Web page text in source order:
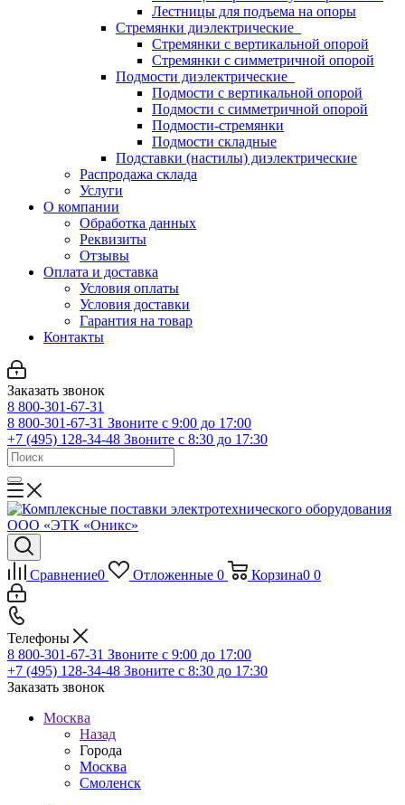
Лестницы для подъема на опоры
Стремянки диэлектрические
Стремянки с вертикальной опорой
Стремянки с симметричной опорой
Подмости диэлектрические
Подмости с вертикальной опорой
Подмости с симметричной опорой
Подмости-стремянки
Подмости складные
Подставки (настилы) диэлектрические
Распродажа склада
Услуги
О компании
Обработка данных
Реквизиты
Отзывы
Оплата и доставка
Условия оплаты
Условия доставки
Гарантия на товар
Контакты
Заказать звонок
8 800-301-67-31
8 800-301-67-31 Звоните с 9:00 до 17:00
+7 (495) 128-34-48 Звоните с 8:30 до 17:30
Сравнение0 Отложенные 0 Корзина0 0
Телефоны
8 800-301-67-31 Звоните с 9:00 до 17:00
+7 (495) 128-34-48 Звоните с 8:30 до 17:30
Заказать звонок
Москва
Назад
Города
Москва
Смоленск